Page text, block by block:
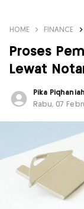
HOME FINANCE
Proses
Lewat
Pika Piqhaniah
Rabu, 07